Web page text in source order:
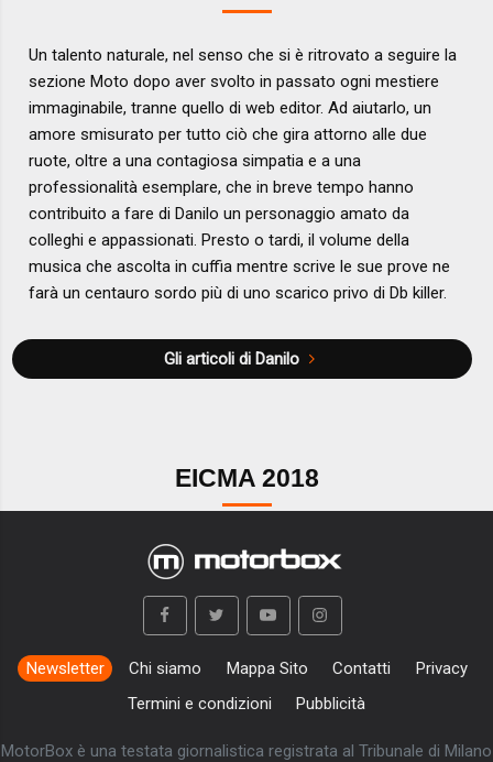
Un talento naturale, nel senso che si è ritrovato a seguire la
sezione Moto dopo aver svolto in passato ogni mestiere
immaginabile, tranne quello di web editor. Ad aiutarlo, un
amore smisurato per tutto ciò che gira attorno alle due
ruote, oltre a una contagiosa simpatia e a una
professionalità esemplare, che in breve tempo hanno
contribuito a fare di Danilo un personaggio amato da
colleghi e appassionati. Presto o tardi, il volume della
musica che ascolta in cuffia mentre scrive le sue prove ne
farà un centauro sordo più di uno scarico privo di Db killer.
Gli articoli di Danilo
EICMA 2018
Newsletter Chi siamo Mappa Sito Contatti
Privacy
Termini e condizioni
Pubblicità
MotorBox è una testata giornalistica registrata al Tribunale di Milano